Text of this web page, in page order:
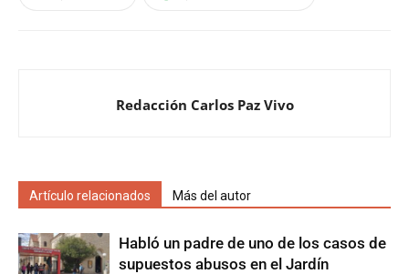
Redacción Carlos Paz Vivo
Artículo relacionados Más del autor
Habló un padre de uno de los casos de
supuestos abusos en el Jardín